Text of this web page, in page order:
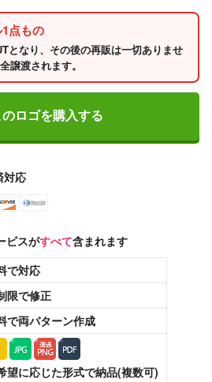
点もの
となり、その後の再販は一切ありませ
譲渡されます。
のロゴを購入する
対応
ビスがすべて含まれます
で対応
限で修正
で両パターン作成
望に応じた形式で納品(複数可)